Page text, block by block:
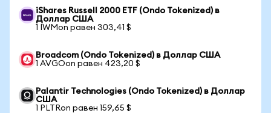
iShares Russell 2000 ETF (Ondo Tokenized) в
Доллар США
1 IWMon равен 303,41 $
Broadcom (Ondo Tokenized) в Доллар США
1 AVGOon равен 423,20 $
Palantir Technologies (Ondo Tokenized) в Доллар
США
1 PLTRon равен 159,65 $